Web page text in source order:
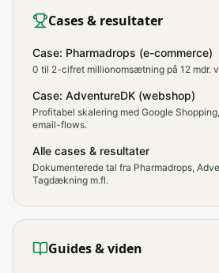
Cases & resultater
Case: Pharmadrops (e-commerce)
0 til 2-cifret millionomsætning på 12 mdr.
Case: AdventureDK (webshop)
Profitabel skalering med Google
email-flows.
Alle cases & resultater
Dokumenterede tal fra Pharmadrops,
Tagdækning m.fl.
Guides & viden